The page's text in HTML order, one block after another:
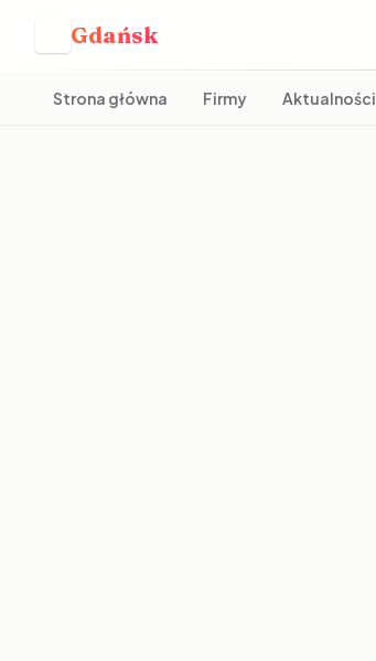
Gdańsk
Strona główna Firmy Aktualności